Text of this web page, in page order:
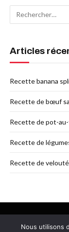
Articles
Recette banana
Recette de bœuf
Recette de pot-
Recette de
Recette de
Nous utilisons